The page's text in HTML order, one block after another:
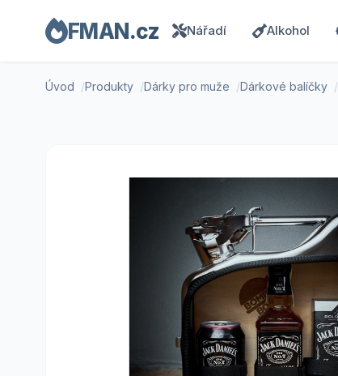
FMAN.cz Nářadí Alkohol
Úvod Produkty Dárky pro muže Dárkové balíčky